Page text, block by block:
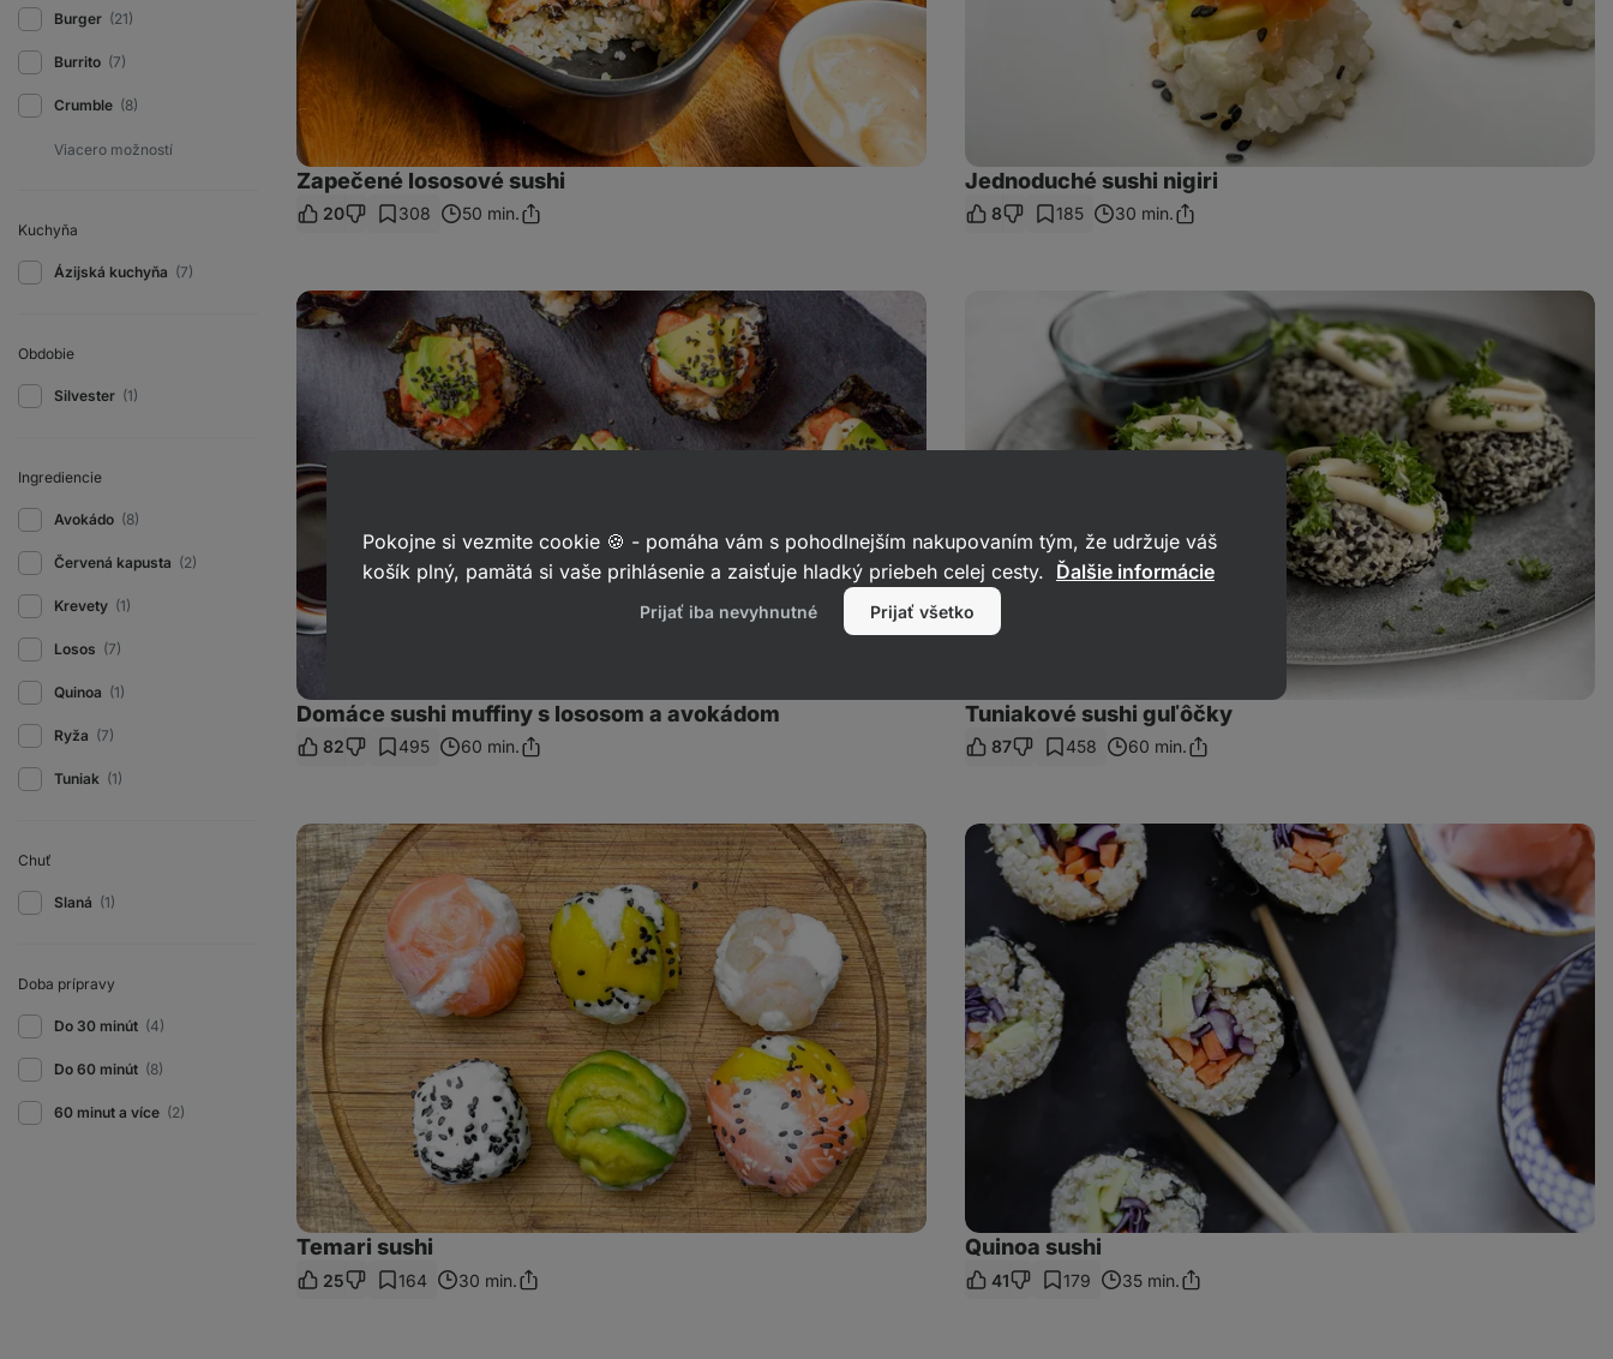
Burger (21)
Burrito (7)
Crumble (8)
Kuchyňa
Ázijská kuchyňa (7)
Obdobie
Silvester (1)
Ingrediencie
Avokádo (8)
Červená kapusta (2)
Krevety (1)
Losos (7)
Quinoa (1)
Ryža (7)
Tuniak (1)
Chuť
Slaná (1)
Doba prípravy
Do 30 minút (4)
Do 60 minút (8)
60 minut a více (2)
Zapečené lososové sushi
20 308 50 min.Zdieľať
Jednoduché sushi nigiri
8 185 30 min.Zdieľať
Domáce
sushi
muffiny
Domáce sushi muffiny s lososom a avokádom
82 495 60 min.Zdieľať
Tuniakové sushi guľôčky
87 458 60 min.Zdieľať
Temari
sushi
Temari sushi
25 164 30 min.Zdieľať
Quinoa
sushi
Quinoa sushi
41 179 35 min.Zdieľať
Pokojne si vezmite cookie 🍪 - pomáha vám s pohodlnejším nakupovaním tým, že udržuje váš
košík plný, pamätá si vaše prihlásenie a zaisťuje hladký priebeh celej cesty. Ďalšie informácie
Prijať iba nevyhnutné Prijať všetko